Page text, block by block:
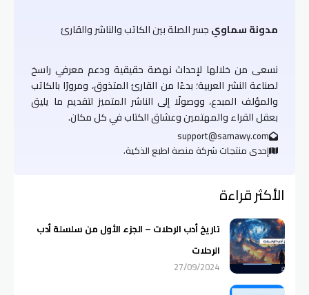
مدونة سماويجسر الصلة بين الكاتب والناشر والقارئ
نسعى من خلالها لإحداث نهضة حقيقية ودعم معرفي راسخ
لصناعة النشر العربية؛ بدءًا من القارئ المتذوق، ومرورًا بالكاتب
والمؤلف المبدع، ووصولًا إلى الناشر المتميز لتقديم ما يليق
بعقل القراء والمهتمين وعشاق الكتاب في كل مكان.
support@samawy.com
إحدى منتجات شركة منصة اطبع الذكية.
الأكثر قراءة
تاريخ أدب الرحلات – الجزء الأول من سلسلة أدب
الرحلات
27/09/2024